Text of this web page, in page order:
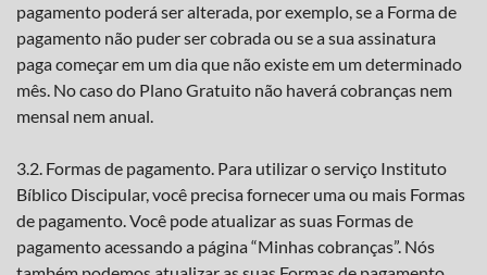
pagamento poderá ser alterada, por exemplo, se a Forma de
pagamento não puder ser cobrada ou se a sua assinatura
paga começar em um dia que não existe em um determinado
mês. No caso do Plano Gratuito não haverá cobranças nem
mensal nem anual.
3.2. Formas de pagamento. Para utilizar o serviço Instituto
Bíblico Discipular, você precisa fornecer uma ou mais Formas
de pagamento. Você pode atualizar as suas Formas de
pagamento acessando a página “Minhas cobranças”. Nós